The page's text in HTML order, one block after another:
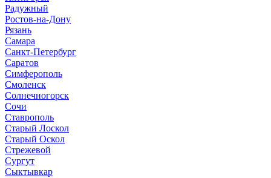
Радужный
Ростов-на-Дону
Рязань
Самара
Санкт-Петербург
Саратов
Симферополь
Смоленск
Солнечногорск
Сочи
Ставрополь
Старый Лоскол
Старый Оскол
Стрежевой
Сургут
Сыктывкар